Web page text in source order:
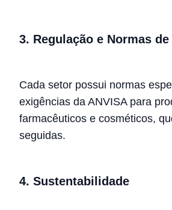
3. Regulação e Normas
Cada setor possui normas
exigências da ANVISA para
farmacêuticos e cosméticos,
seguidas.
4. Sustentabilidade